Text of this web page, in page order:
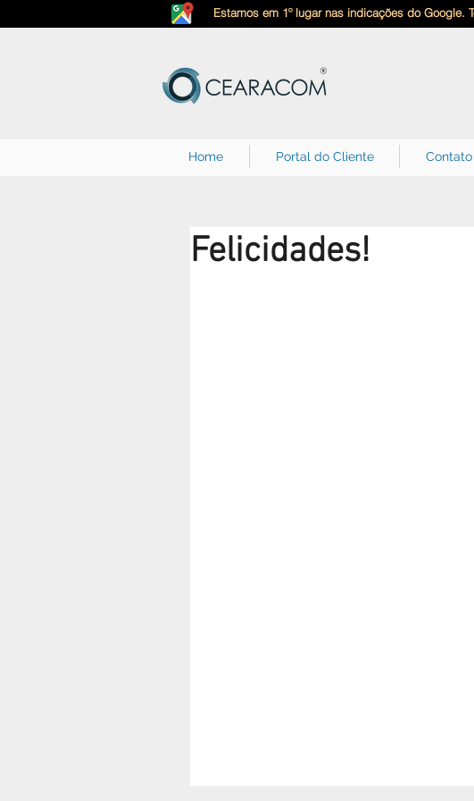
Estamos em 1º lugar nas indicações do Google.
Home Portal do Cliente Contato
Felicidades!